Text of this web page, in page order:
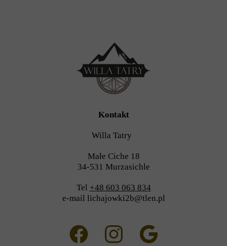
Kontakt
Willa Tatry
Małe Ciche 18
34-531 Murzasichle
Tel +48 603 063 834
e-mail lichajowki2b@tlen.pl